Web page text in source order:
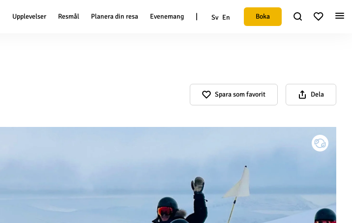
Upplevelser Resmål Planera din resa Evenemang | Sv En Boka
Spara som favorit Dela